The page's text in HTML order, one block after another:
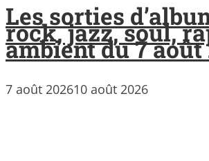
Les sorties
rock, jazz, soul,
ambient du 7 août
7 août 202610 août 2026